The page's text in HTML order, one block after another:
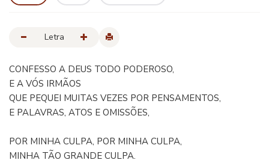
Letra
CONFESSO A DEUS TODO PODEROSO,
E A VÓS IRMÃOS
QUE PEQUEI MUITAS VEZES POR PENSAMENTOS,
E PALAVRAS, ATOS E OMISSÕES,
POR MINHA CULPA, POR MINHA CULPA,
MINHA TÃO GRANDE CULPA.